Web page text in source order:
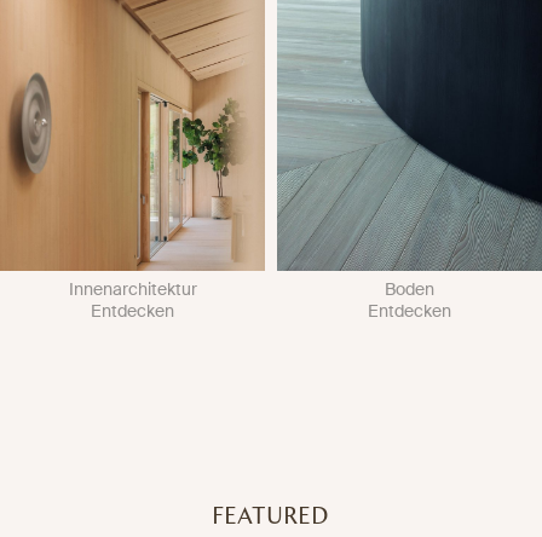
Innenarchitektur
Entdecken
Boden
Entdecken
FEATURED